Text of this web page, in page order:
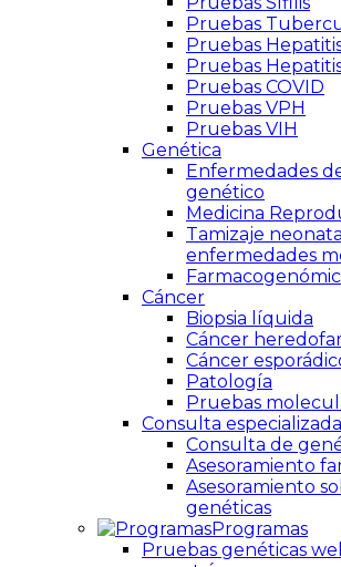
Pruebas
Pruebas
Pruebas
Pruebas COVID
Pruebas VPH
Pruebas VIH
Genética
Enfermedades
genético
Medicina
Tamizaje
enfermedades
Cáncer
Biopsia líquida
Cáncer
Cáncer
Patología
Pruebas
Consulta
Consulta de
Asesoramiento
Asesoramiento
genéticas
Programas
Pruebas genéticas